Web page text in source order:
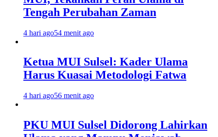
Tengah Perubahan Zaman
4 hari ago54 menit ago
Ketua MUI Sulsel: Kader Ulama
Harus Kuasai Metodologi Fatwa
4 hari ago56 menit ago
PKU MUI Sulsel Didorong Lahirkan